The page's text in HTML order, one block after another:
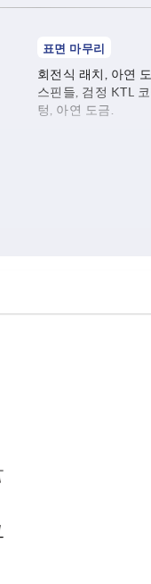
표면 마무리
회전식 래치, 아연
스핀들, 검정 KTL 코
텅, 아연 도금.